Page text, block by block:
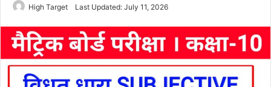
High Target Last Updated: July 11, 2026